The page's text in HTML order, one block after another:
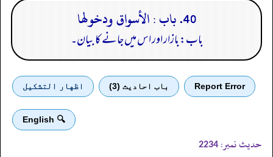
40. باب : الأسواق ودخولها
باب: بازار اور اس میں جانے کا بیان۔
Report Error باب احادیث (3) اظهار التشكيل
🔍 English
حدیث نمبر: 2234